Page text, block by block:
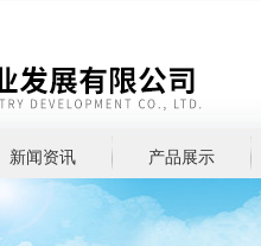
新闻资讯 产品展示